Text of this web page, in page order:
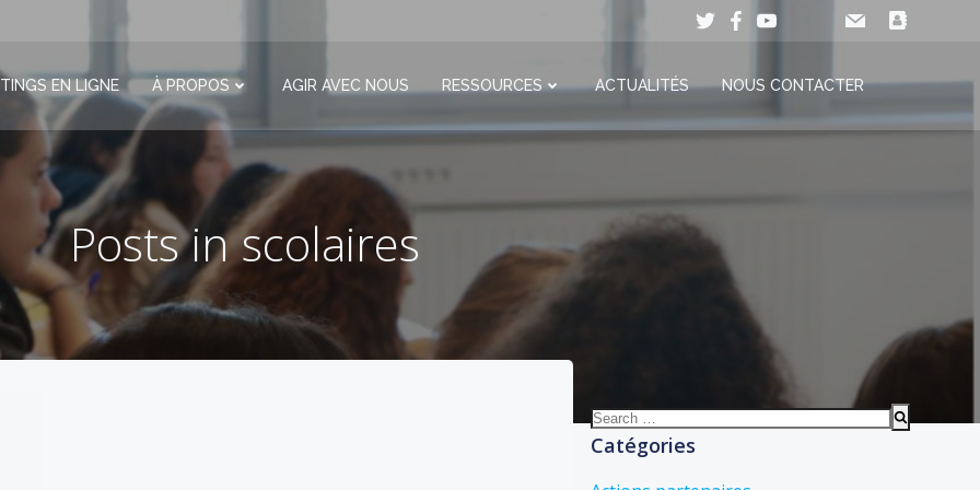
EN LIGNE À PROPOS AGIR AVEC NOUS RESSOURCES ACTUALITÉS NOUS CONTACTER
Posts in scolaires
Search
for:
Catégories